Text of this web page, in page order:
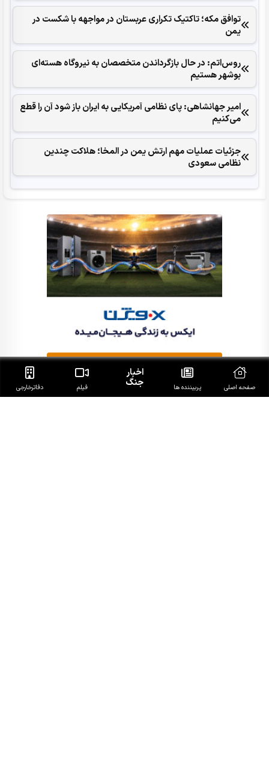
توافق مکه؛ تاکتیک تکراری عربستان در مواجهه با شکست در
یمن
روس‌اتم: در حال بازگرداندن متخصصان به نیروگاه هسته‌ای
بوشهر هستیم
امیر جهانشاهی: پای نظامی آمریکایی به ایران باز شود آن را قطع
می‌کنیم
جزئیات عملیات مهم ارتش یمن در المخا؛ هلاکت چندین
نظامی سعودی
صفحه اصلی پربیننده ها
اخبار
جنگ فیلم دفاتر‌خارجی